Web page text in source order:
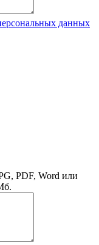
данных
PDF, Word или